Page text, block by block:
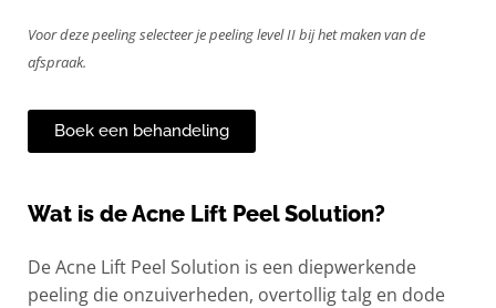
Voor deze peeling selecteer je peeling level II bij het maken van de
afspraak.
Boek een behandeling
Wat is de Acne Lift Peel Solution?
De Acne Lift Peel Solution is een diepwerkende
peeling die onzuiverheden, overtollig talg en dode